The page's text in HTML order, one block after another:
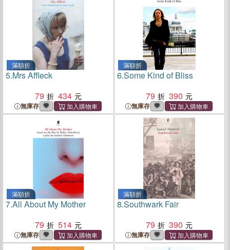
滿額折
5.Mrs Affleck
79
434
無庫存
滿額折
6.Some Kind of Bliss
79
390
無庫存
滿額折
7.All About My Mother
79
514
無庫存
滿額折
8.Southwark Fair
79
390
無庫存